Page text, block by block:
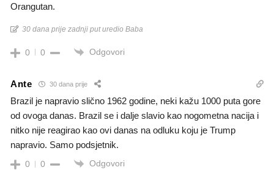
Orangutan.
30 dana prije zadnji put uredio Baba
0 0 Odgovori
Ante 30 dana prije
Brazil je napravio slično 1962 godine, neki kažu 1000 puta gore
od ovoga danas. Brazil se i dalje slavio kao nogometna nacija i
nitko nije reagirao kao ovi danas na odluku koju je Trump
napravio. Samo podsjetnik.
0 0 Odgovori